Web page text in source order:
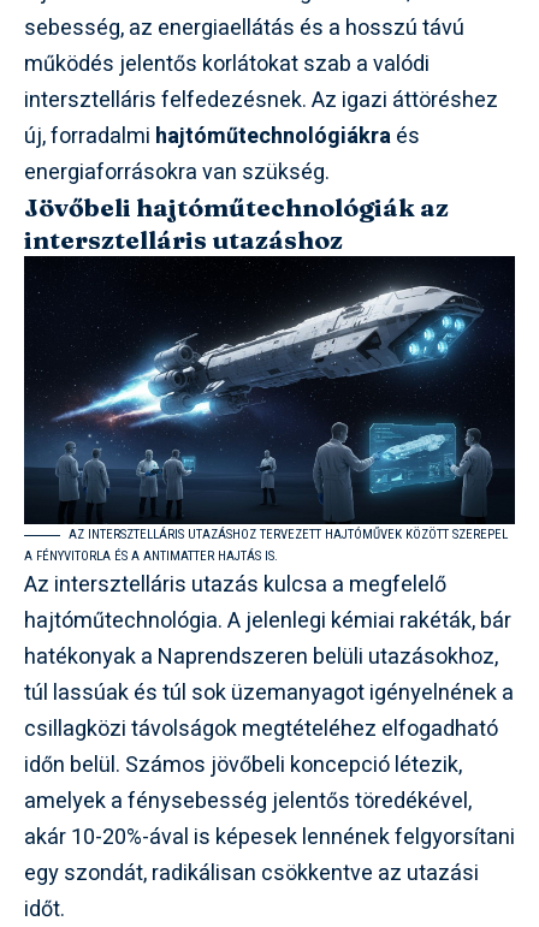
sebesség, az energiaellátás és a hosszú távú
működés jelentős korlátokat szab a valódi
intersztelláris felfedezésnek. Az igazi áttöréshez
új, forradalmi hajtóműtechnológiákraés
energiaforrásokra van szükség.
Jövőbeli hajtóműtechnológiák az
intersztelláris utazáshoz
AZ INTERSZTELLÁRIS UTAZÁSHOZ TERVEZETT HAJTÓMŰVEK KÖZÖTT SZEREPEL
A FÉNYVITORLA ÉS A ANTIMATTER HAJTÁS IS.
Az intersztelláris utazás kulcsa a megfelelő
hajtóműtechnológia. A jelenlegi kémiai rakéták, bár
hatékonyak a Naprendszeren belüli utazásokhoz,
túl lassúak és túl sok üzemanyagot igényelnének a
csillagközi távolságok megtételéhez elfogadható
időn belül. Számos jövőbeli koncepció létezik,
amelyek a fénysebesség jelentős töredékével,
akár 10-20%-ával is képesek lennének felgyorsítani
egy szondát, radikálisan csökkentve az utazási
időt.